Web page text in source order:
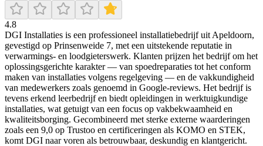
4.8
DGI Installaties is een professioneel installatiebedrijf uit Apeldoorn,
gevestigd op Prinsenweide 7, met een uitstekende reputatie in
verwarmings- en loodgieterswerk. Klanten prijzen het bedrijf om het
oplossingsgerichte karakter — van spoedreparaties tot het conform
maken van installaties volgens regelgeving — en de vakkundigheid
van medewerkers zoals genoemd in Google-reviews. Het bedrijf is
tevens erkend leerbedrijf en biedt opleidingen in werktuigkundige
installaties, wat getuigt van een focus op vakbekwaamheid en
kwaliteitsborging. Gecombineerd met sterke externe waarderingen
zoals een 9,0 op Trustoo en certificeringen als KOMO en STEK,
komt DGI naar voren als betrouwbaar, deskundig en klantgericht.